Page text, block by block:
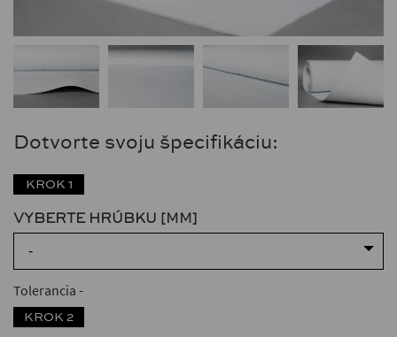
Dotvorte svoju špecifikáciu:
KROK 1
VYBERTE HRÚBKU [MM]
-
Tolerancia -
KROK 2